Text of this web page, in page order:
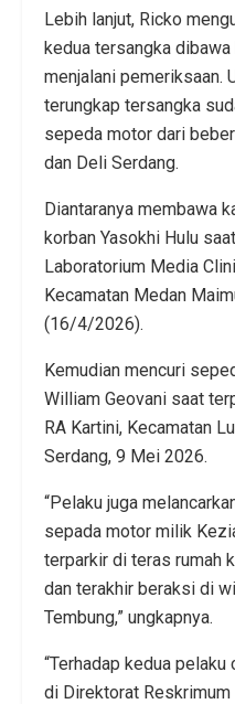
Lebih lanjut, Ricko
kedua tersangka
menjalani pemeriksaan.
terungkap tersangka
sepeda motor dari
dan Deli Serdang.
Diantaranya membawa
korban Yasokhi Hulu
Laboratorium Media
Kecamatan Medan
(16/4/2026).
Kemudian mencuri
William Geovani saat
RA Kartini, Kecamatan
Serdang, 9 Mei 2026.
“Pelaku juga
sepada motor milik
terparkir di teras rumah
dan terakhir beraksi di
Tembung,” ungkapnya.
“Terhadap kedua
di Direktorat Reskrimum